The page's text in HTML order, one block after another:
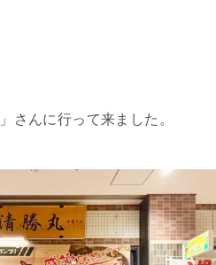
」さんに行って来ました。